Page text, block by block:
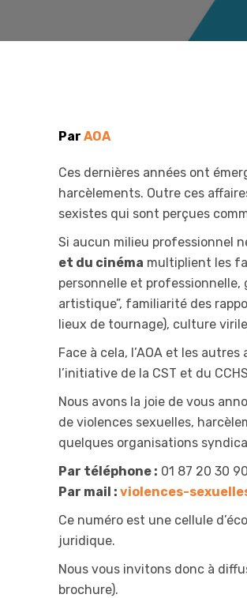
Par AOA
Ces dernières années ont
harcèlements. Outre ces
sexistes qui sont perçues
Si aucun milieu professionnel
et du cinéma multiplient les
personnelle et professionnelle,
artistique”, familiarité des
lieux de tournage), culture
Face à cela, l’AOA et les
l’initiative de la CST et du
Nous avons la joie de vous
de violences sexuelles,
quelques organisations
Par téléphone : 01 87 20 30
Par mail : violences-
Ce numéro est une cellule
juridique.
Nous vous invitons donc à
brochure).